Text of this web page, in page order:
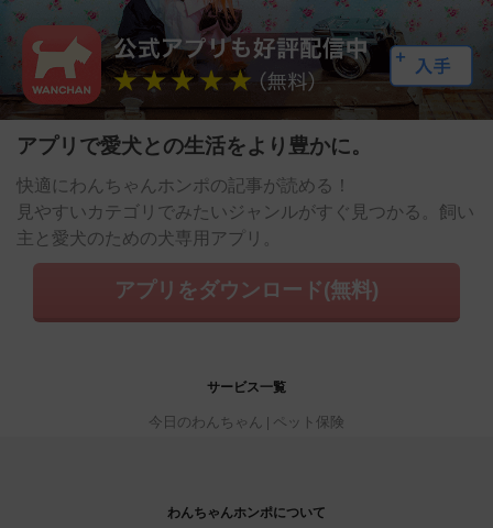
アプリで愛犬との生活をより豊かに。
快適にわんちゃんホンポの記事が読める！
見やすいカテゴリでみたいジャンルがすぐ見つかる。飼い
主と愛犬のための犬専用アプリ。
アプリをダウンロード(無料)
サービス一覧
今日のわんちゃん ペット保険
わんちゃんホンポについて